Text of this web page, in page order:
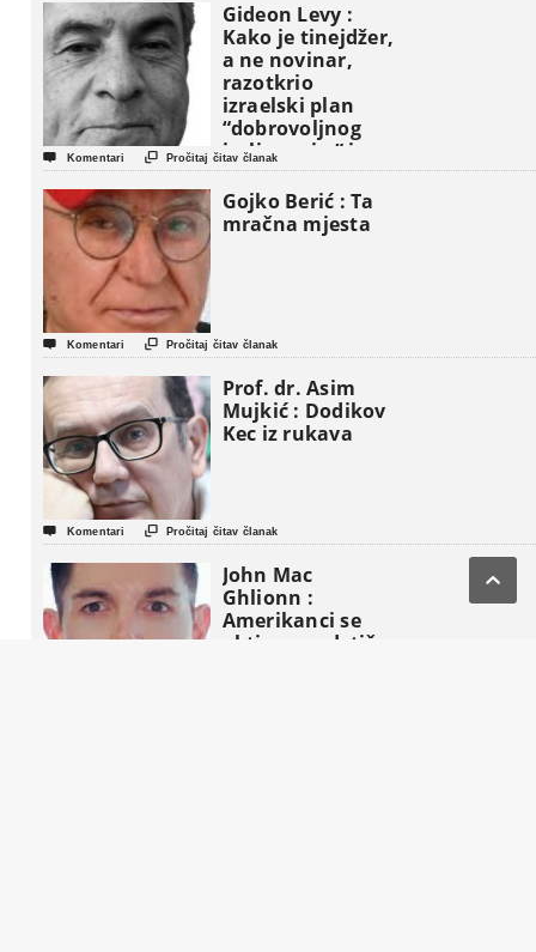
Gideon Levy :
Kako je tinejdžer,
a ne novinar,
razotkrio
izraelski plan
“dobrovoljnog
iseljavanja ” iz
Gaze
 Komentari  Pročitaj čitav članak
Gojko Berić : Ta
mračna mjesta
 Komentari  Pročitaj čitav članak
Prof. dr. Asim
Mujkić : Dodikov
Kec iz rukava
 Komentari  Pročitaj čitav članak
John Mac
Ghlionn :
Amerikanci se
aktivno podstiču
